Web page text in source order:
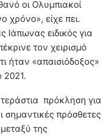
οι Ολυμπιακοί
χρόνο», είχε πει.
ειδικός για
τον χειρισμό
ήταν «απαισιόδοξος»
2021.
πρόκληση για
σημαντικές πρόσθετες
της